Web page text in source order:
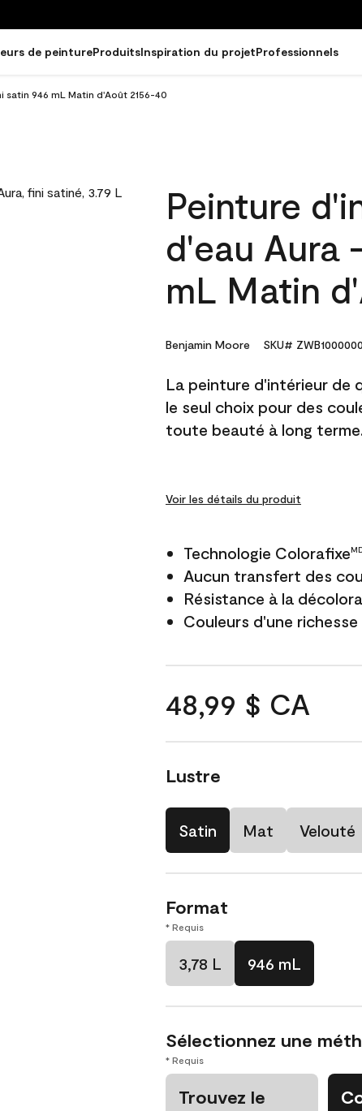
de peintureProduitsInspiration du projetProfessionnels
satin 946 mL Matin d'Août 2156-40
Peinture
d'eau Aura
mL Matin
Benjamin Moore SKU#
La peinture d'intérieur de
le seul choix pour des
toute beauté à long terme.
Voir les détails du produit
Technologie Colorafixe
Aucun transfert des
Résistance à la
Couleurs d'une richesse
48,99 $ CA
Lustre
Satin Mat Velouté
Format
* Requis
3,78 L 946 mL
Sélectionnez une
* Requis
Trouvez le